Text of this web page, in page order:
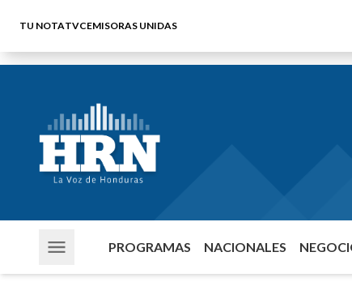
TU NOTATVCEMISORAS UNIDAS
PROGRAMAS NACIONALES